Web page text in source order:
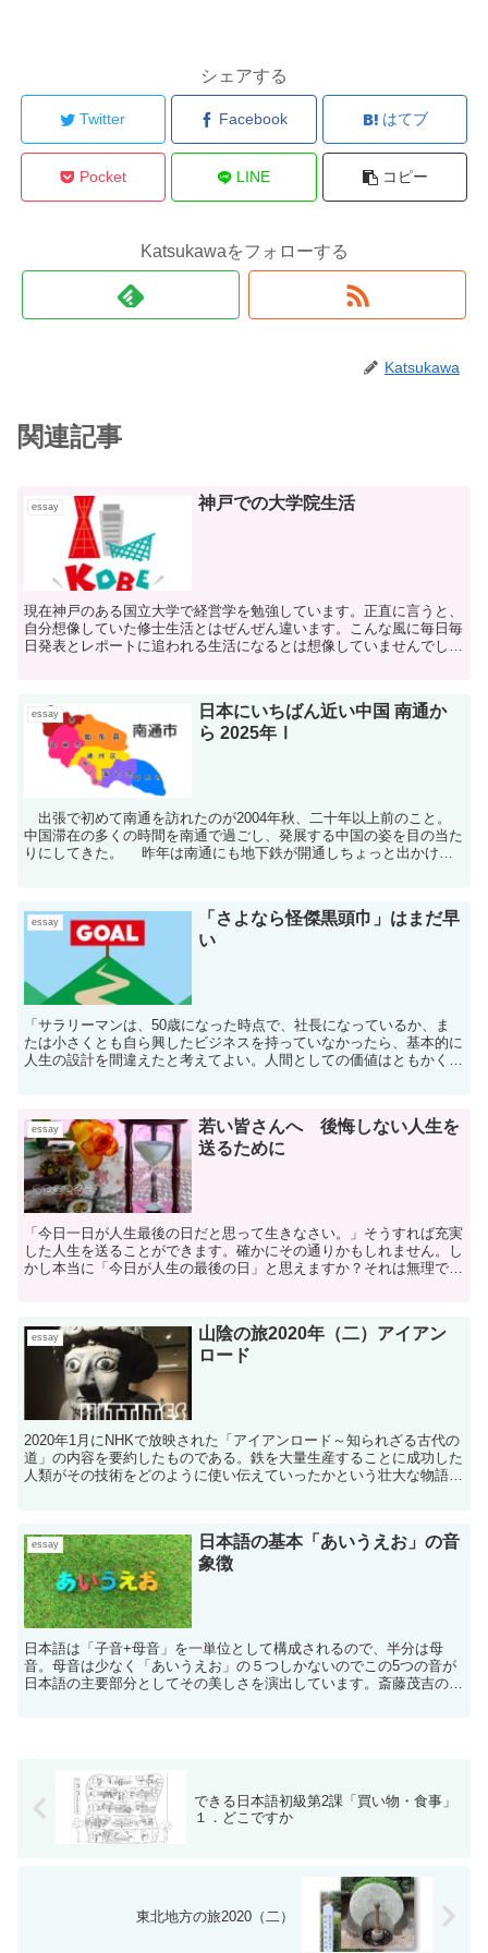
シェアする
Twitter Facebook はてブ
Pocket LINE コピー
Katsukawaをフォローする
Katsukawa
関連記事
essay 神戸での大学院生活
現在神戸のある国立大学で経営学を勉強しています。正直に言うと、
自分想像していた修士生活とはぜんぜん違います。こんな風に毎日毎
日発表とレポートに追われる生活になるとは想像していませんでし
essay
日本にいちばん近い中国 南通か
ら 2025年Ⅰ
出張で初めて南通を訪れたのが2004年秋、二十年以上前のこと。
中国滞在の多くの時間を南通で過ごし、発展する中国の姿を目の当た
りにしてきた。 昨年は南通にも地下鉄が開通しちょっと出かける
essay
「さよなら怪傑黒頭巾」はまだ早
い
「サラリーマンは、50歳になった時点で、社長になっているか、ま
たは小さくとも自ら興したビジネスを持っていなかったら、基本的に
人生の設計を間違えたと考えてよい。人間としての価値はともかく、
essay
若い皆さんへ 後悔しない人生を
送るために
「今日一日が人生最後の日だと思って生きなさい。」そうすれば充実
した人生を送ることができます。確かにその通りかもしれません。し
かし本当に「今日が人生の最後の日」と思えますか？それは無理で
essay
山陰の旅2020年（二）アイアン
ロード
2020年1月にNHKで放映された「アイアンロード～知られざる古代の
道」の内容を要約したものである。鉄を大量生産することに成功した
人類がその技術をどのように使い伝えていったかという壮大な物語で
essay
日本語の基本「あいうえお」の音
象徴
日本語は「子音+母音」を一単位として構成されるので、半分は母
音。母音は少なく「あいうえお」の５つしかないのでこの5つの音が
日本語の主要部分としてその美しさを演出しています。斎藤茂吉の歌
できる日本語初級第2課「買い物・食事」
１．どこですか
東北地方の旅2020（二）